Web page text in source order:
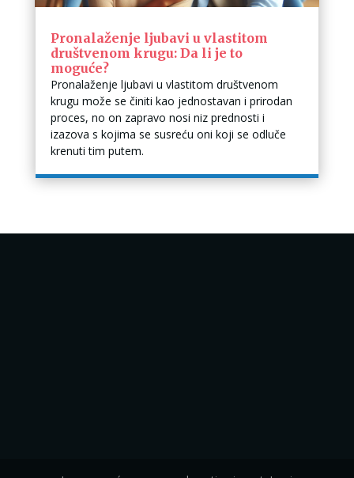
Pronalaženje ljubavi u vlastitom
društvenom krugu: Da li je to
moguće?
Pronalaženje ljubavi u vlastitom društvenom
krugu može se činiti kao jednostavan i prirodan
proces, no on zapravo nosi niz prednosti i
izazova s kojima se susreću oni koji se odluče
krenuti tim putem.